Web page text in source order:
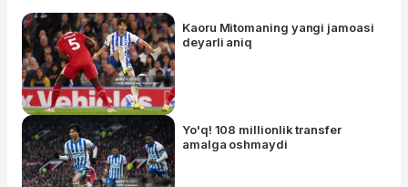
Kaoru Mitomaning yangi jamoasi
deyarli aniq
Yo'q! 108 millionlik transfer
amalga oshmaydi